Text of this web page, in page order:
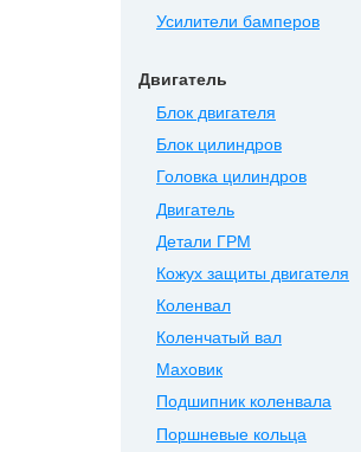
Усилители бамперов
Двигатель
Блок двигателя
Блок цилиндров
Головка цилиндров
Двигатель
Детали ГРМ
Кожух защиты двигателя
Коленвал
Коленчатый вал
Маховик
Подшипник коленвала
Поршневые кольца